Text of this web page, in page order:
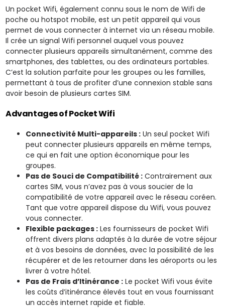
Un pocket Wifi, également connu sous le nom de Wifi de
poche ou hotspot mobile, est un petit appareil qui vous
permet de vous connecter à internet via un réseau mobile.
Il crée un signal Wifi personnel auquel vous pouvez
connecter plusieurs appareils simultanément, comme des
smartphones, des tablettes, ou des ordinateurs portables.
C’est la solution parfaite pour les groupes ou les familles,
permettant à tous de profiter d’une connexion stable sans
avoir besoin de plusieurs cartes SIM.
Advantages of Pocket Wifi
Connectivité Multi-appareils : Un seul pocket Wifi
peut connecter plusieurs appareils en même temps,
ce qui en fait une option économique pour les
groupes.
Pas de Souci de Compatibilité : Contrairement aux
cartes SIM, vous n’avez pas à vous soucier de la
compatibilité de votre appareil avec le réseau coréen.
Tant que votre appareil dispose du Wifi, vous pouvez
vous connecter.
Flexible packages : Les fournisseurs de pocket Wifi
offrent divers plans adaptés à la durée de votre séjour
et à vos besoins de données, avec la possibilité de les
récupérer et de les retourner dans les aéroports ou les
livrer à votre hôtel.
Pas de Frais d’Itinérance : Le pocket Wifi vous évite
les coûts d’itinérance élevés tout en vous fournissant
un accès internet rapide et fiable.